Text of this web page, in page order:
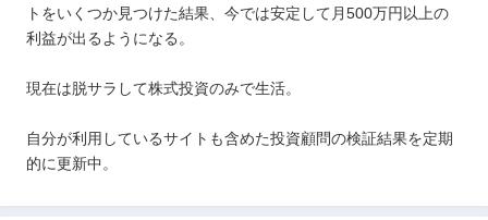
トをいくつか見つけた結果、今では安定して月500万円以上の
利益が出るようになる。
現在は脱サラして株式投資のみで生活。
自分が利用しているサイトも含めた投資顧問の検証結果を定期
的に更新中。